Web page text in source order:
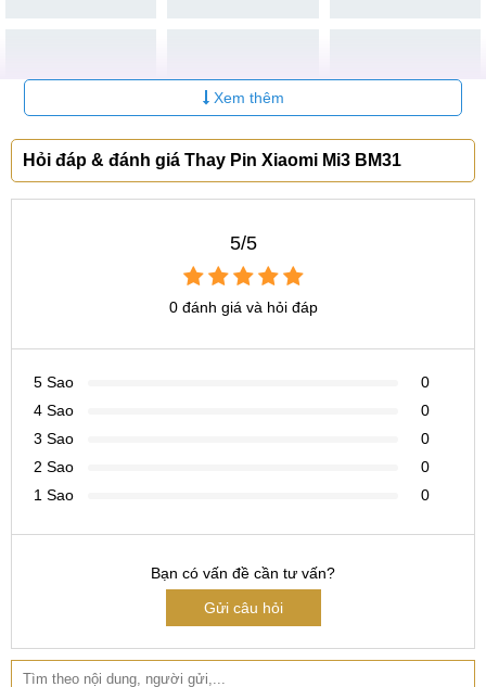
khách.
Bước 3: Khách hàng kiểm tra linh kiện mới 100% ( nếu
bị thay thế).
Bước 4: Kỹ thuật viên kiểm tra máy lần cuối trước khi
Bước 5: Viết phiếu bảo hành cho khách.
pin Xiaomi Mi3 BM31?
lúc.
lấy ngay.
Thực hiện dịch vụ là những kỹ thuật viên kinh nghiệm
lâu năm và thành thạo.
Tuyệt đối không xuất hiện thêm một vết trầy xước nào
dù là nhỏ nhất trong quá trình thay pin Xiaomi Mi3
Xem thêm
Hỏi đáp & đánh giá Thay Pin Xiaomi Mi3 BM31
5/5
0 đánh giá và hỏi đáp
5 Sao
0
4 Sao
0
3 Sao
0
2 Sao
0
1 Sao
0
Bạn có vấn đề cần tư vấn?
Gửi câu hỏi